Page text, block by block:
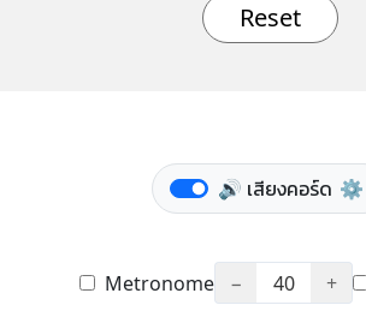
Reset
🔊 เสียงคอร์ด ⚙️
Metronome − 40 +